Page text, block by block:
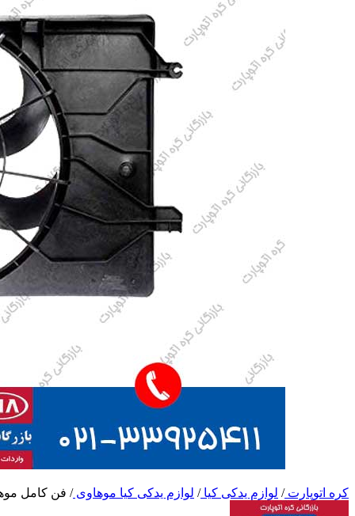
کره اتوپارت/ لوازم یدکی کیا/ لوازم یدکی کیا موهاوی/ فن کامل